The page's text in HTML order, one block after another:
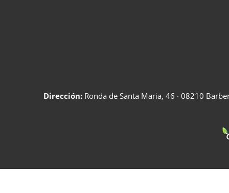
Dirección: Ronda de Santa Maria, 46 · 08210